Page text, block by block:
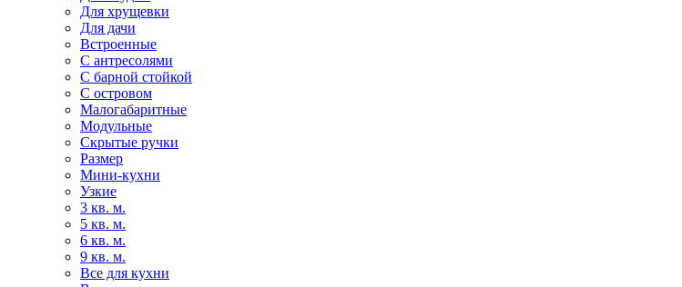
Для хрущевки
Для дачи
Встроенные
С антресолями
С барной стойкой
С островом
Малогабаритные
Модульные
Скрытые ручки
Размер
Мини-кухни
Узкие
3 кв. м.
5 кв. м.
6 кв. м.
9 кв. м.
Все для кухни